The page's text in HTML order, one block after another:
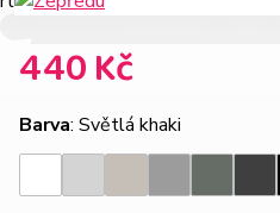
440 Kč
Barva: Světlá khaki
šedýšedášedýbřidlicegray